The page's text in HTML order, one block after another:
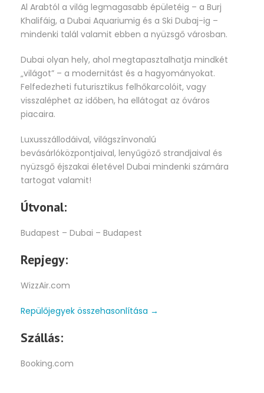
Al Arabtól a világ legmagasabb épületéig – a Burj
Khalifáig, a Dubai Aquariumig és a Ski Dubaj-ig –
mindenki talál valamit ebben a nyüzsgő városban.
Dubai olyan hely, ahol megtapasztalhatja mindkét
„világot” – a modernitást és a hagyományokat.
Felfedezheti futurisztikus felhőkarcolóit, vagy
visszaléphet az időben, ha ellátogat az óváros
piacaira.
Luxusszállodáival, világszínvonalú
bevásárlóközpontjaival, lenyűgöző strandjaival és
nyüzsgő éjszakai életével Dubai mindenki számára
tartogat valamit!
Útvonal:
Budapest – Dubai – Budapest
Repjegy:
WizzAir.com
Repülőjegyek összehasonlítása →
Szállás:
Booking.com